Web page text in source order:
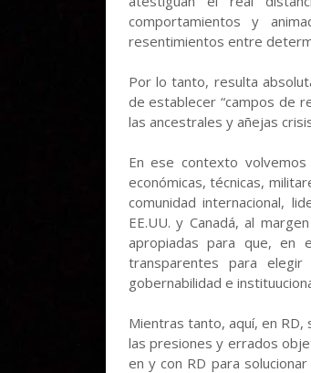
comportamientos y
resentimientos entre
Por lo tanto, resulta
de establecer “campos de
las ancestrales y añejas
En ese contexto
económicas, técnicas,
comunidad internacional,
EE.UU. y Canadá, al
apropiadas para que, en
transparentes para elegir
gobernabilidad e
Mientras tanto, aquí, en
las presiones y errados
en y con RD para